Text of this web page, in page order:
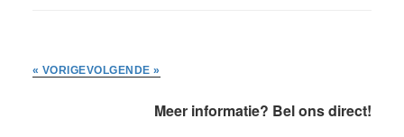
« VORIGEVOLGENDE »
Meer informatie? Bel ons direct!